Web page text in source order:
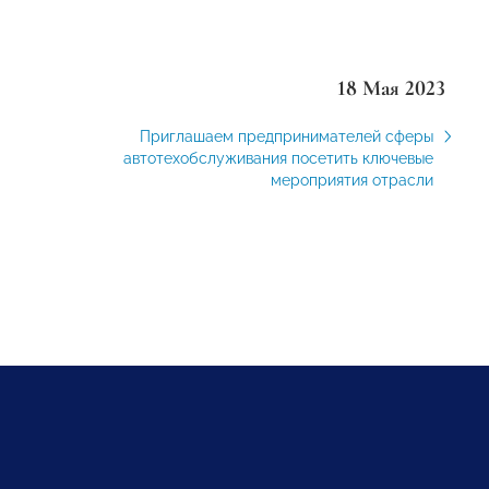
18 Мая 2023
Приглашаем предпринимателей сферы
автотехобслуживания посетить ключевые
мероприятия отрасли